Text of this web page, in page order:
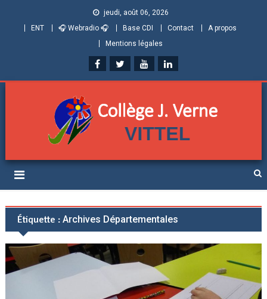
jeudi, août 06, 2026
ENT
🎧 Webradio 🎧 Base CDI Contact
A propos
Mentions légales
Collège Jules Verne de
Vittel (Vosges)
Étiquette : Archives Départementales